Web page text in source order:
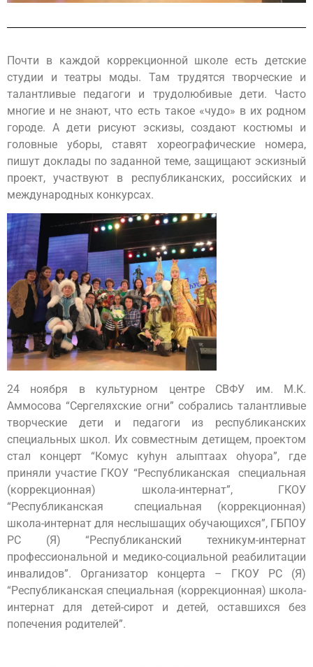
Почти в каждой коррекционной школе есть детские
студии и театры моды. Там трудятся творческие и
талантливые педагоги и трудолюбивые дети. Часто
многие и не знают, что есть такое «чудо» в их родном
городе. А дети рисуют эскизы, создают костюмы и
головные уборы, ставят хореографические номера,
пишут доклады по заданной теме, защищают эскизный
проект, участвуют в республиканских, российских и
международных конкурсах.
24 ноября в культурном центре СВФУ им. М.К.
Аммосова “Сергеляхские огни” собрались талантливые
творческие дети и педагоги из республиканских
специальных школ. Их совместным детищем, проектом
стал концерт “Комус куhун алыптаах оhуора”, где
приняли участие ГКОУ “Республиканская специальная
(коррекционная) школа-интернат”, ГКОУ
“Республиканская специальная (коррекционная)
школа-интернат для неслышащих обучающихся”, ГБПОУ
РС (Я) “Республиканский техникум-интернат
профессиональной и медико-социальной реабилитации
инвалидов”. Организатор концерта – ГКОУ РС (Я)
“Республиканская специальная (коррекционная) школа-
интернат для детей-сирот и детей, оставшихся без
попечения родителей”.